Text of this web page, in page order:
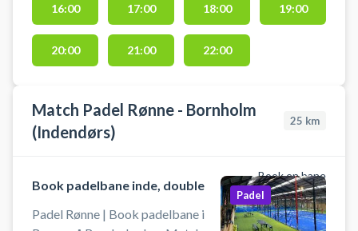
16:00 17:00 18:00 19:00
20:00 21:00 22:00
Match Padel Rønne - Bornholm
(Indendørs)
25 km
Book en bane
Book padelbane inde, double
Padel Rønne | Book padelbane i
Padel